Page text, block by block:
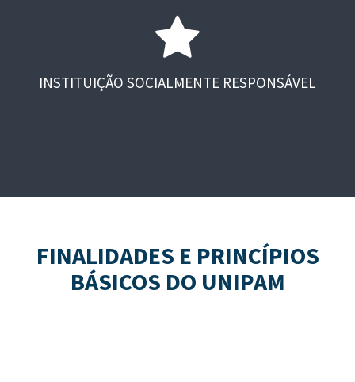
INSTITUIÇÃO SOCIALMENTE RESPONSÁVEL
FINALIDADES E PRINCÍPIOS
BÁSICOS DO UNIPAM